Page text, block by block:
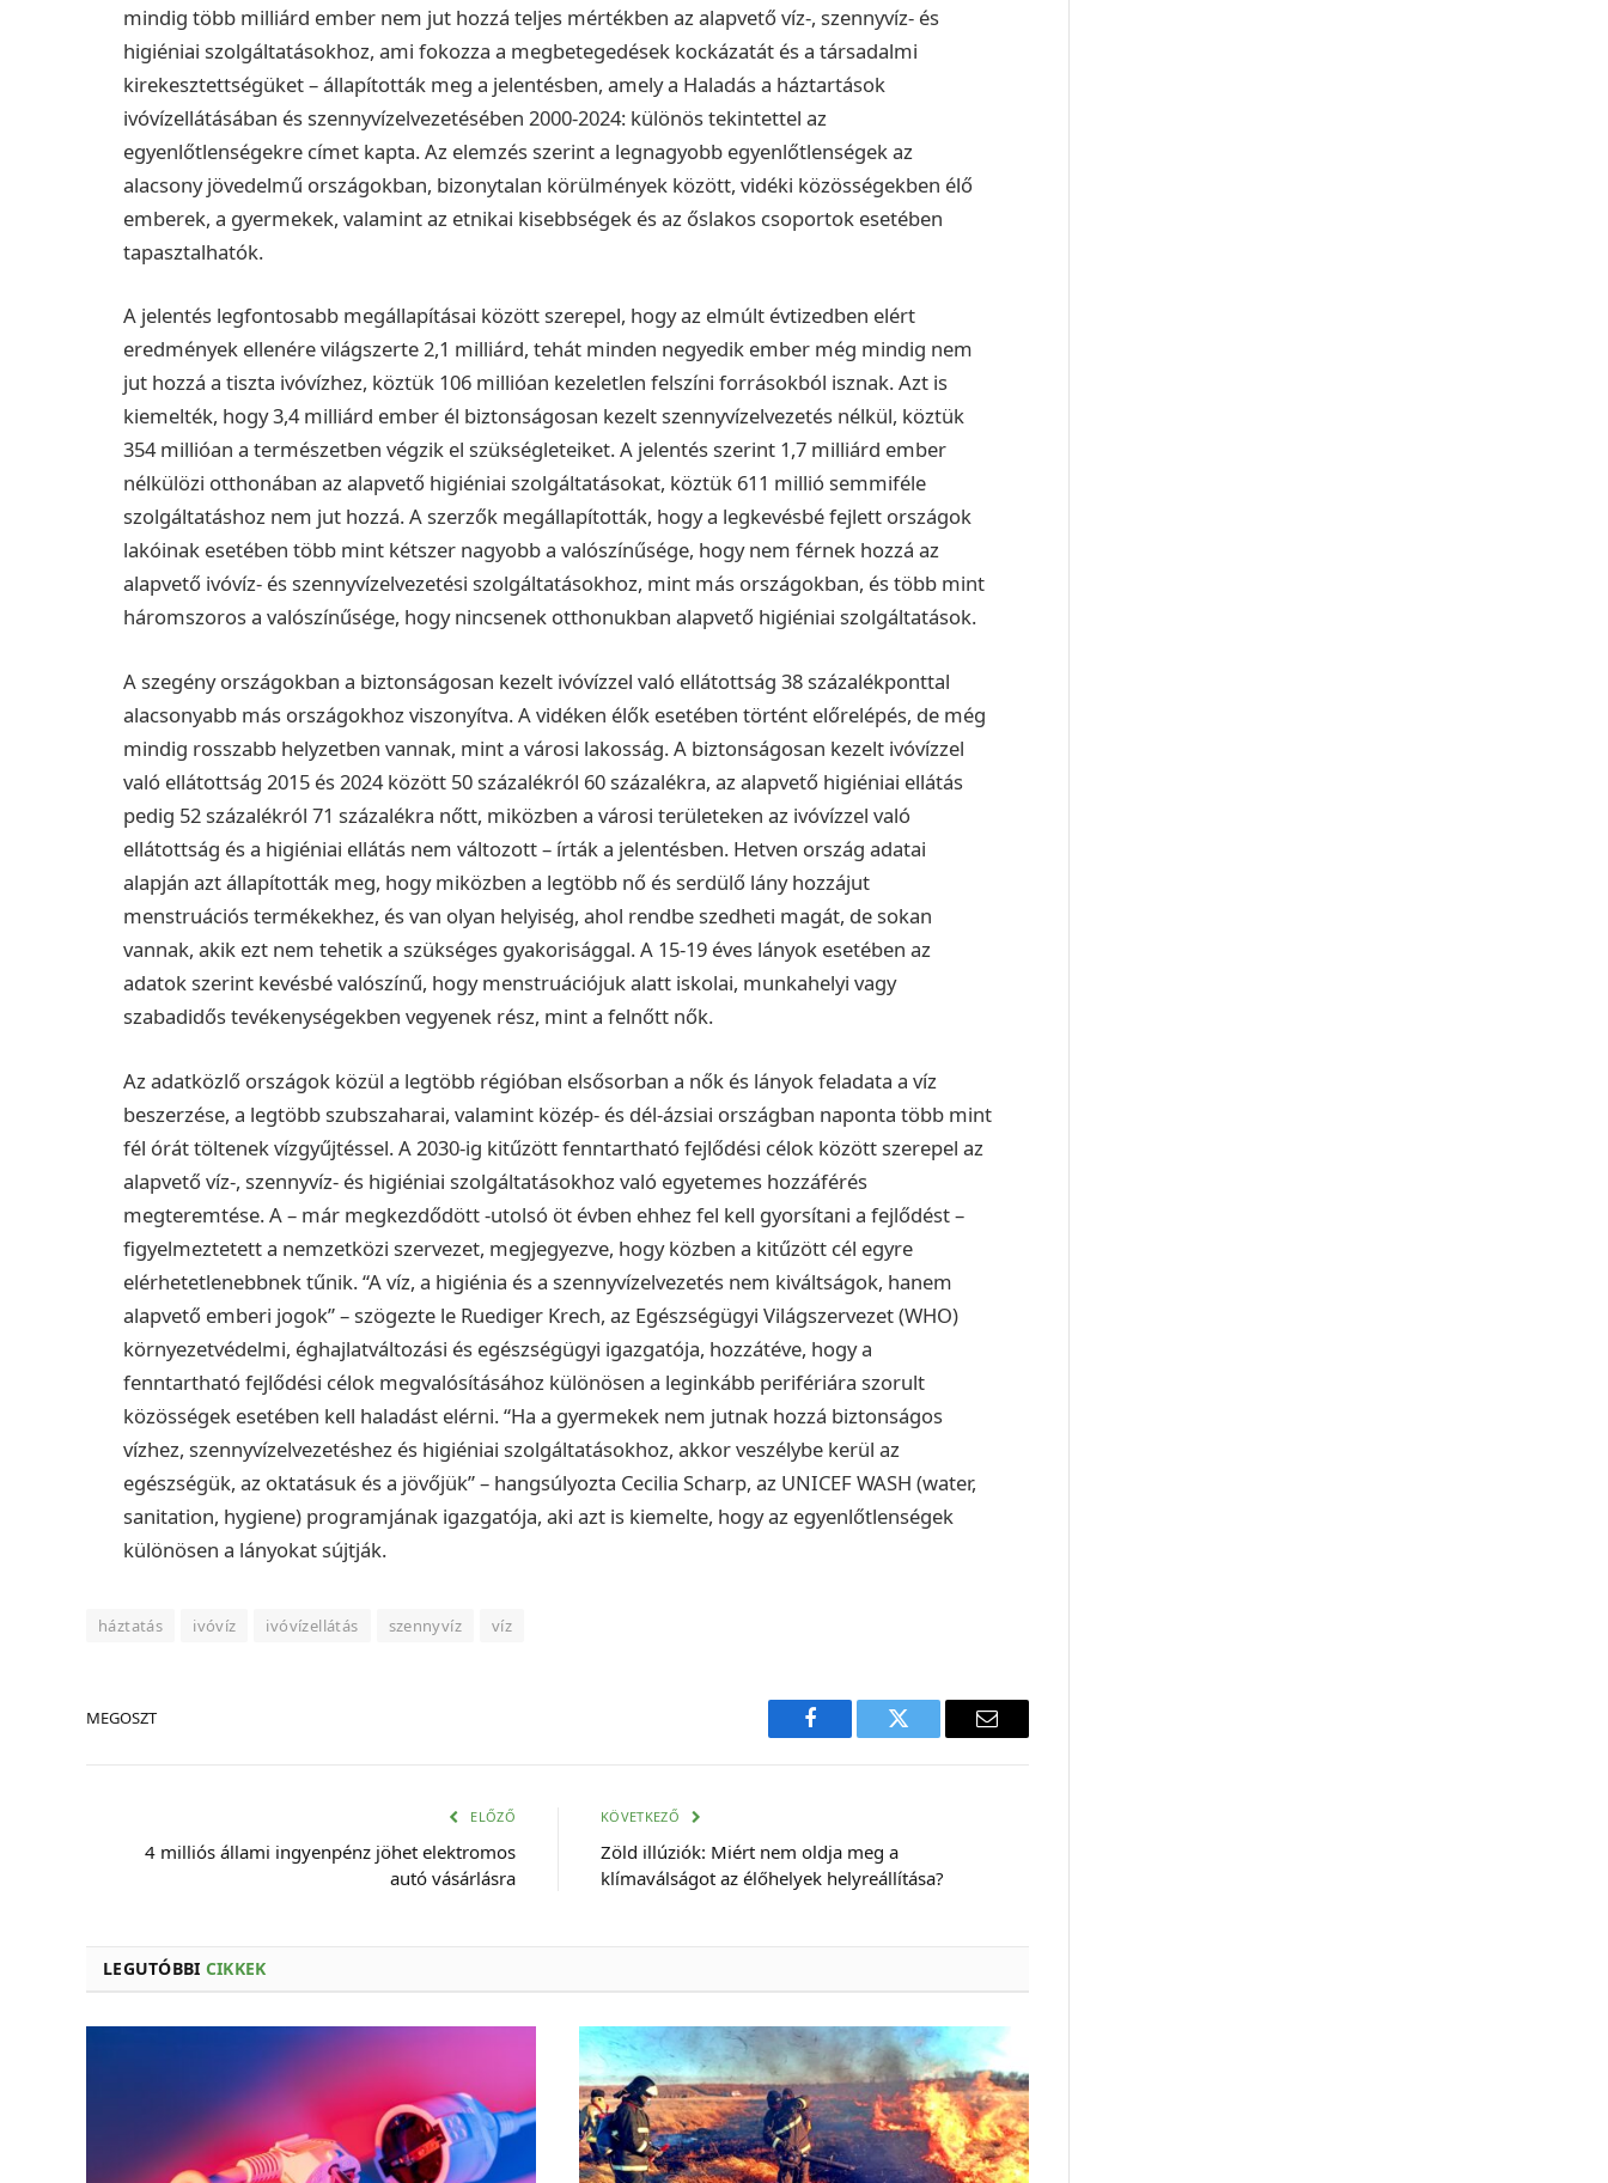
mindig több milliárd ember nem jut hozzá teljes mértékben az alapvető víz-, szennyvíz- és
higiéniai szolgáltatásokhoz, ami fokozza a megbetegedések kockázatát és a társadalmi
kirekesztettségüket – állapították meg a jelentésben, amely a Haladás a háztartások
ivóvízellátásában és szennyvízelvezetésében 2000-2024: különös tekintettel az
egyenlőtlenségekre címet kapta. Az elemzés szerint a legnagyobb egyenlőtlenségek az
alacsony jövedelmű országokban, bizonytalan körülmények között, vidéki közösségekben élő
emberek, a gyermekek, valamint az etnikai kisebbségek és az őslakos csoportok esetében
tapasztalhatók.
A jelentés legfontosabb megállapításai között szerepel, hogy az elmúlt évtizedben elért
eredmények ellenére világszerte 2,1 milliárd, tehát minden negyedik ember még mindig nem
jut hozzá a tiszta ivóvízhez, köztük 106 millióan kezeletlen felszíni forrásokból isznak. Azt is
kiemelték, hogy 3,4 milliárd ember él biztonságosan kezelt szennyvízelvezetés nélkül, köztük
354 millióan a természetben végzik el szükségleteiket. A jelentés szerint 1,7 milliárd ember
nélkülözi otthonában az alapvető higiéniai szolgáltatásokat, köztük 611 millió semmiféle
szolgáltatáshoz nem jut hozzá. A szerzők megállapították, hogy a legkevésbé fejlett országok
lakóinak esetében több mint kétszer nagyobb a valószínűsége, hogy nem férnek hozzá az
alapvető ivóvíz- és szennyvízelvezetési szolgáltatásokhoz, mint más országokban, és több mint
háromszoros a valószínűsége, hogy nincsenek otthonukban alapvető higiéniai szolgáltatások.
A szegény országokban a biztonságosan kezelt ivóvízzel való ellátottság 38 százalékponttal
alacsonyabb más országokhoz viszonyítva. A vidéken élők esetében történt előrelépés, de még
mindig rosszabb helyzetben vannak, mint a városi lakosság. A biztonságosan kezelt ivóvízzel
való ellátottság 2015 és 2024 között 50 százalékról 60 százalékra, az alapvető higiéniai ellátás
pedig 52 százalékról 71 százalékra nőtt, miközben a városi területeken az ivóvízzel való
ellátottság és a higiéniai ellátás nem változott – írták a jelentésben. Hetven ország adatai
alapján azt állapították meg, hogy miközben a legtöbb nő és serdülő lány hozzájut
menstruációs termékekhez, és van olyan helyiség, ahol rendbe szedheti magát, de sokan
vannak, akik ezt nem tehetik a szükséges gyakorisággal. A 15-19 éves lányok esetében az
adatok szerint kevésbé valószínű, hogy menstruációjuk alatt iskolai, munkahelyi vagy
szabadidős tevékenységekben vegyenek rész, mint a felnőtt nők.
Az adatközlő országok közül a legtöbb régióban elsősorban a nők és lányok feladata a víz
beszerzése, a legtöbb szubszaharai, valamint közép- és dél-ázsiai országban naponta több mint
fél órát töltenek vízgyűjtéssel. A 2030-ig kitűzött fenntartható fejlődési célok között szerepel az
alapvető víz-, szennyvíz- és higiéniai szolgáltatásokhoz való egyetemes hozzáférés
megteremtése. A – már megkezdődött -utolsó öt évben ehhez fel kell gyorsítani a fejlődést –
figyelmeztetett a nemzetközi szervezet, megjegyezve, hogy közben a kitűzött cél egyre
elérhetetlenebbnek tűnik. “A víz, a higiénia és a szennyvízelvezetés nem kiváltságok, hanem
alapvető emberi jogok” – szögezte le Ruediger Krech, az Egészségügyi Világszervezet (WHO)
környezetvédelmi, éghajlatváltozási és egészségügyi igazgatója, hozzátéve, hogy a
fenntartható fejlődési célok megvalósításához különösen a leginkább perifériára szorult
közösségek esetében kell haladást elérni. “Ha a gyermekek nem jutnak hozzá biztonságos
vízhez, szennyvízelvezetéshez és higiéniai szolgáltatásokhoz, akkor veszélybe kerül az
egészségük, az oktatásuk és a jövőjük” – hangsúlyozta Cecilia Scharp, az UNICEF WASH (water,
sanitation, hygiene) programjának igazgatója, aki azt is kiemelte, hogy az egyenlőtlenségek
különösen a lányokat sújtják.
háztatás ivóvíz ivóvízellátás szennyvíz víz
MEGOSZT
Facebook Twitter
E-
ELŐZŐ
4 milliós állami ingyenpénz jöhet elektromos
autó vásárlásra
KÖVETKEZŐ
Zöld illúziók: Miért nem oldja meg a
klímaválságot az élőhelyek helyreállítása?
LEGUTÓBBI CIKKEK